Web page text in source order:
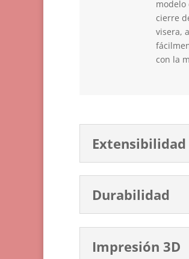
modelo
cierre
visera,
con la
Extensibilidad
Durabilidad
Impresión 3D